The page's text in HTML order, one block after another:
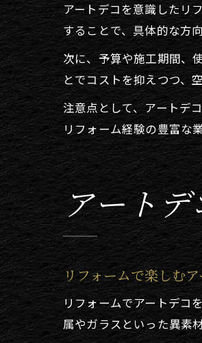
アートデコを意識したリ
することで、具体的な方
次に、予算や施工期間、
とでコストを抑えつつ、
注意点として、アートデ
リフォーム経験の豊富な
アート
リフォームで楽しむ
リフォームでアートデコ
属やガラスといった異素